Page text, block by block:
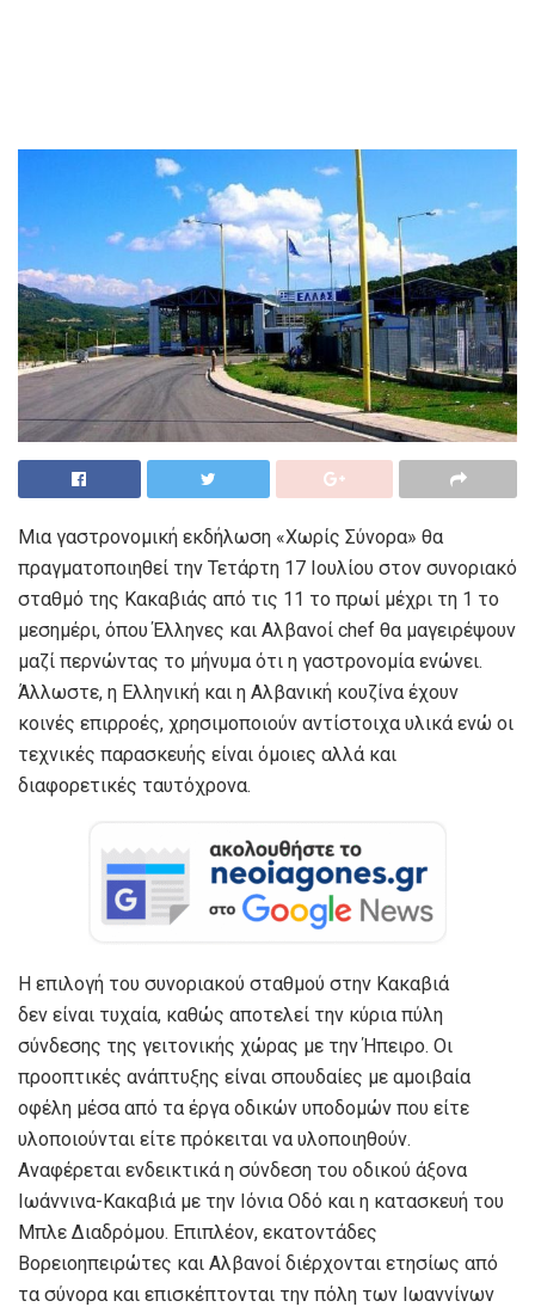
Μια γαστρονομική εκδήλωση «Χωρίς Σύνορα» θα
πραγματοποιηθεί την Τετάρτη 17 Ιουλίου στον συνοριακό
σταθμό της Κακαβιάς από τις 11 το πρωί μέχρι τη 1 το
μεσημέρι, όπου Έλληνες και Αλβανοί chef θα μαγειρέψουν
μαζί περνώντας το μήνυμα ότι η γαστρονομία ενώνει.
Άλλωστε, η Ελληνική και η Αλβανική κουζίνα έχουν
κοινές επιρροές, χρησιμοποιούν αντίστοιχα υλικά ενώ οι
τεχνικές παρασκευής είναι όμοιες αλλά και
διαφορετικές ταυτόχρονα.
Η επιλογή του συνοριακού σταθμού στην Κακαβιά
δεν είναι τυχαία, καθώς αποτελεί την κύρια πύλη
σύνδεσης της γειτονικής χώρας με την Ήπειρο. Οι
προοπτικές ανάπτυξης είναι σπουδαίες με αμοιβαία
οφέλη μέσα από τα έργα οδικών υποδομών που είτε
υλοποιούνται είτε πρόκειται να υλοποιηθούν.
Αναφέρεται ενδεικτικά η σύνδεση του οδικού άξονα
Ιωάννινα-Κακαβιά με την Ιόνια Οδό και η κατασκευή του
Μπλε Διαδρόμου. Επιπλέον, εκατοντάδες
Βορειοηπειρώτες και Αλβανοί διέρχονται ετησίως από
τα σύνορα και επισκέπτονται την πόλη των Ιωαννίνων